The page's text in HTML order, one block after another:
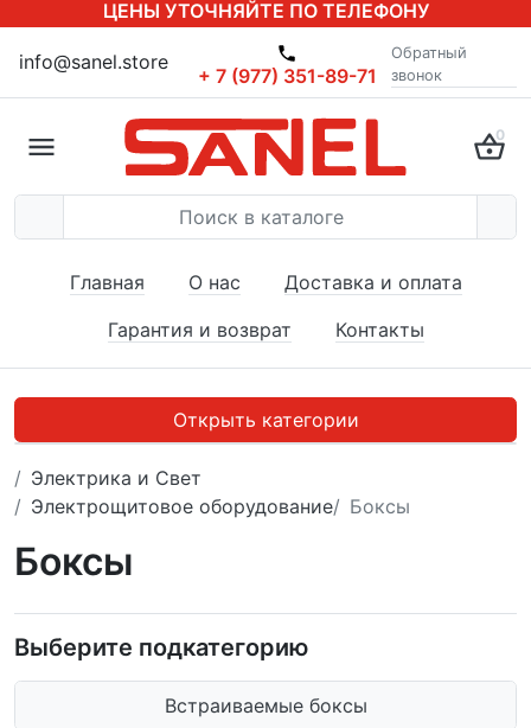
ЦЕНЫ УТОЧНЯЙТЕ ПО ТЕЛЕФОНУ
info@sanel.store
+ 7 (977) 351-89-71
Обратный
звонок
0
Главная О нас
Доставка и оплата
Гарантия и возврат
Контакты
Открыть категории
Электрика и Свет
Электрощитовое оборудование
Боксы
Боксы
Выберите подкатегорию
Встраиваемые боксы